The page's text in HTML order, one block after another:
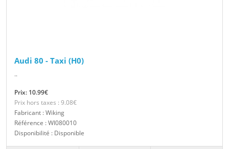
Audi 80 - Taxi (H0)
..
Prix: 10.99€
Prix hors taxes : 9.08€
Fabricant : Wiking
Référence : WI080010
Disponibilité : Disponible